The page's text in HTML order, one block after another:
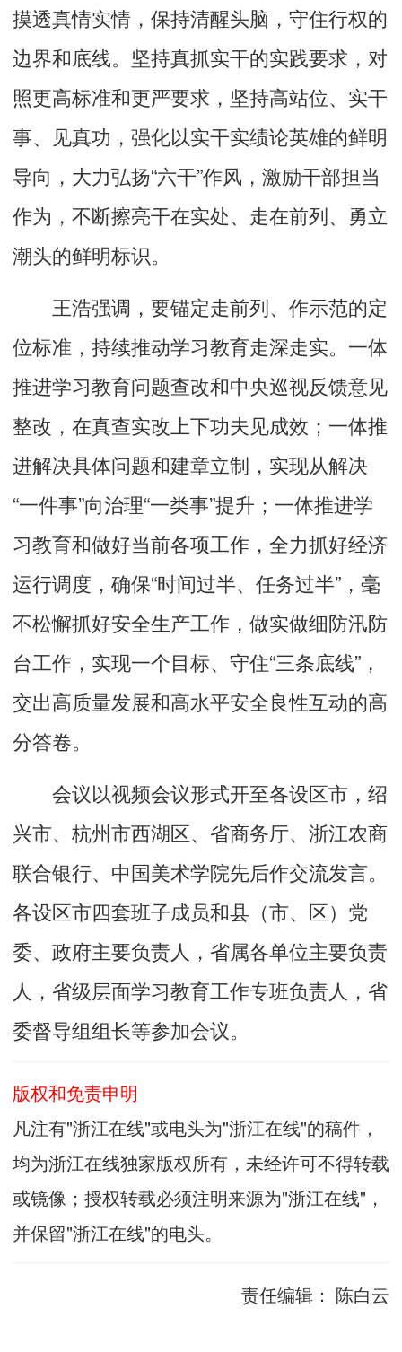
摸透真情实情，保持清醒头脑，守住行权的
边界和底线。坚持真抓实干的实践要求，对
照更高标准和更严要求，坚持高站位、实干
事、见真功，强化以实干实绩论英雄的鲜明
导向，大力弘扬“六干”作风，激励干部担当
作为，不断擦亮干在实处、走在前列、勇立
潮头的鲜明标识。
王浩强调，要锚定走前列、作示范的定
位标准，持续推动学习教育走深走实。一体
推进学习教育问题查改和中央巡视反馈意见
整改，在真查实改上下功夫见成效；一体推
进解决具体问题和建章立制，实现从解决
“一件事”向治理“一类事”提升；一体推进学
习教育和做好当前各项工作，全力抓好经济
运行调度，确保“时间过半、任务过半”，毫
不松懈抓好安全生产工作，做实做细防汛防
台工作，实现一个目标、守住“三条底线”，
交出高质量发展和高水平安全良性互动的高
分答卷。
会议以视频会议形式开至各设区市，绍
兴市、杭州市西湖区、省商务厅、浙江农商
联合银行、中国美术学院先后作交流发言。
各设区市四套班子成员和县（市、区）党
委、政府主要负责人，省属各单位主要负责
人，省级层面学习教育工作专班负责人，省
委督导组组长等参加会议。
版权和免责申明
凡注有"浙江在线"或电头为"浙江在线"的稿件，
均为浙江在线独家版权所有，未经许可不得转载
或镜像；授权转载必须注明来源为"浙江在线"，
并保留"浙江在线"的电头。
责任编辑： 陈白云